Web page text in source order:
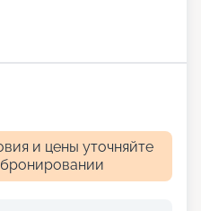
- 2027 г. не выходя из
нашими
и цены уточняйте